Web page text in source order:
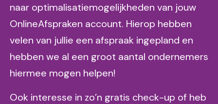
naar optimalisatiemogelijkheden van jouw
OnlineAfspraken account. Hierop hebben
velen van jullie een afspraak ingepland en
hebben we al een groot aantal ondernemers
hiermee mogen helpen!
Ook interesse in zo’n gratis check-up of heb